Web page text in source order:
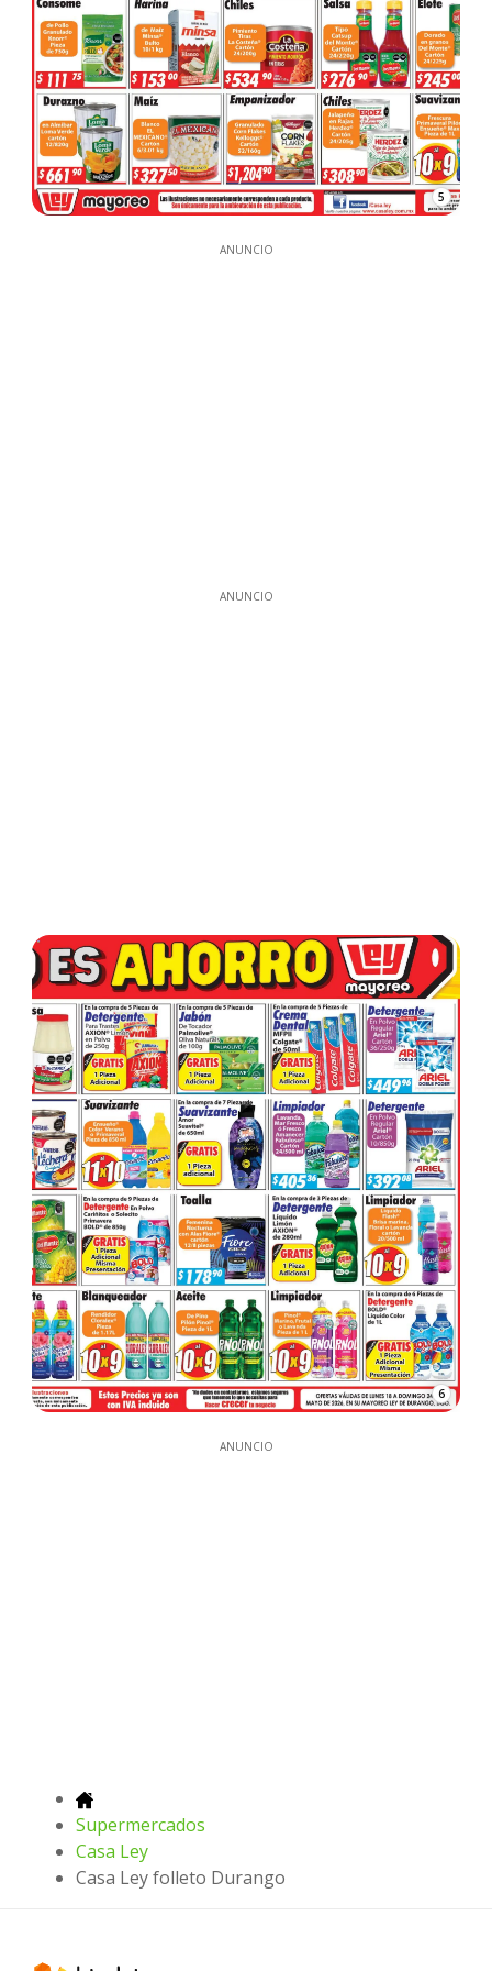
5
ANUNCIO
ANUNCIO
6
ANUNCIO
Supermercados
Casa Ley
Casa Ley folleto Durango